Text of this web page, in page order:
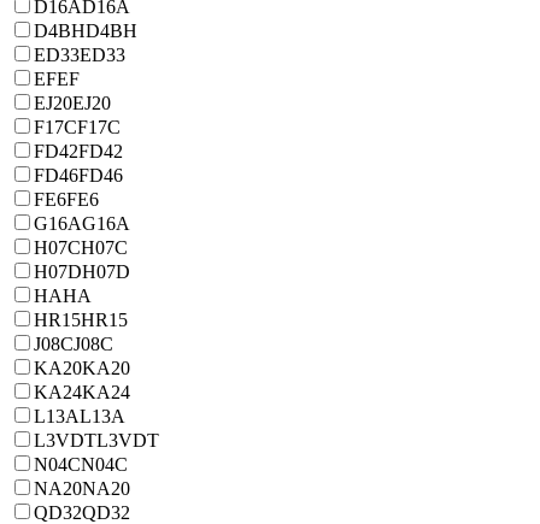
D16AD16A
D4BHD4BH
ED33ED33
EFEF
EJ20EJ20
F17CF17C
FD42FD42
FD46FD46
FE6FE6
G16AG16A
H07CH07C
H07DH07D
HAHA
HR15HR15
J08CJ08C
KA20KA20
KA24KA24
L13AL13A
L3VDTL3VDT
N04CN04C
NA20NA20
QD32QD32